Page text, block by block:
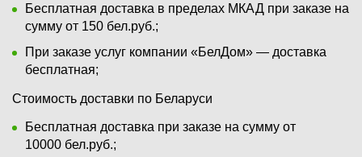
Бесплатная доставка в пределах МКАД при заказе на
сумму от 150 бел.руб.;
При заказе услуг компании «БелДом» — доставка
бесплатная;
Стоимость доставки по Беларуси
Бесплатная доставка при заказе на сумму от
10000 бел.руб.;